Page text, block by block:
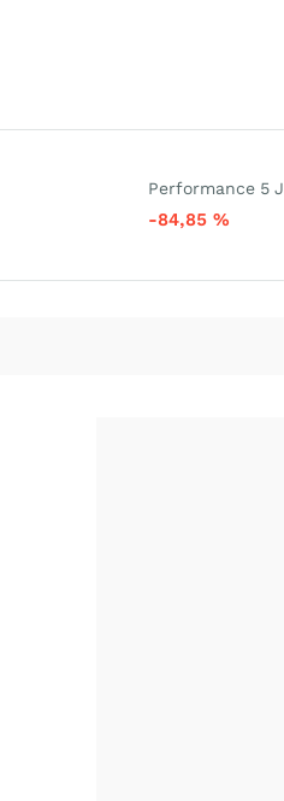
Performance 5 J
-84,85 %